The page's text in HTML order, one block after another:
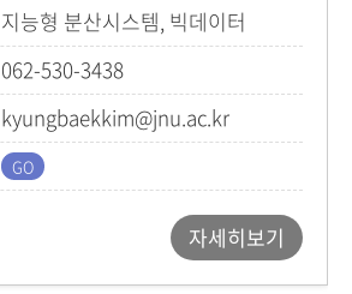
지능형 분산시스템, 빅데이터
플랫폼, SDN/NFV
062-530-3438
kyungbaekkim@jnu.ac.kr
자세히보기